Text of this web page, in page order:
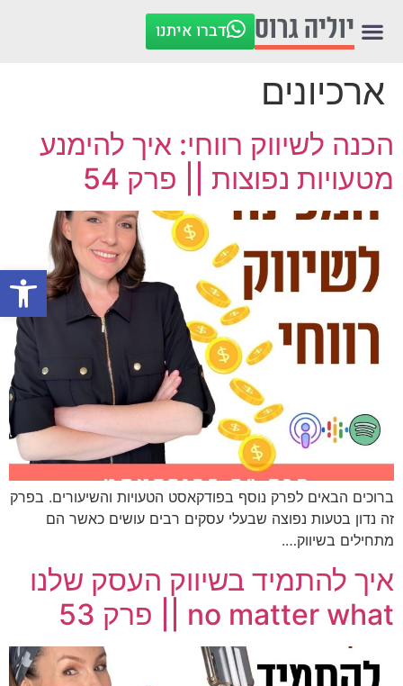
פתח
יוליה גרוס דברו איתנו
ארכיונים
הכנה לשיווק רווחי: איך להימנע
מטעויות נפוצות || פרק 54
ברוכים הבאים לפרק נוסף בפודקאסט הטעויות והשיעורים. בפרק
זה נדון בטעות נפוצה שבעלי עסקים רבים עושים כאשר הם
מתחילים בשיווק….
איך להתמיד בשיווק העסק שלנו
no matter what || פרק 53